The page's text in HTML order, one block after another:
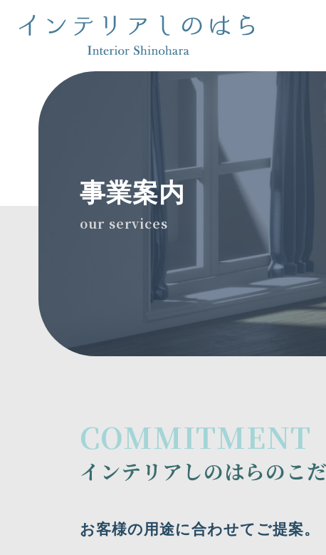
事業案内
our services
COMMITMENT
インテリアしのはらのこ
お客様の用途に合わせてご提案。